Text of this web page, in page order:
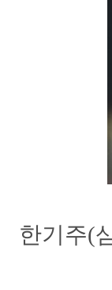
한기주(